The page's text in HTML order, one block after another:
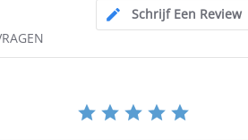
Schrijf Een Review
VRAGEN